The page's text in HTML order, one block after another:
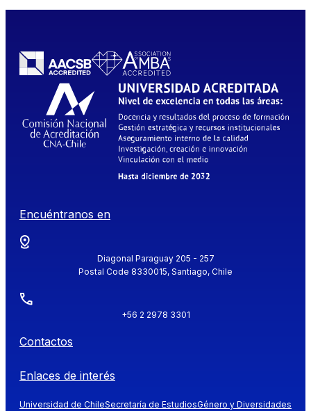
Encuéntranos en
Diagonal Paraguay 205 - 257
Postal Code 8330015, Santiago, Chile
+56 2 2978 3301
Contactos
Enlaces de interés
Universidad de ChileSecretaría de EstudiosGénero y Diversidades